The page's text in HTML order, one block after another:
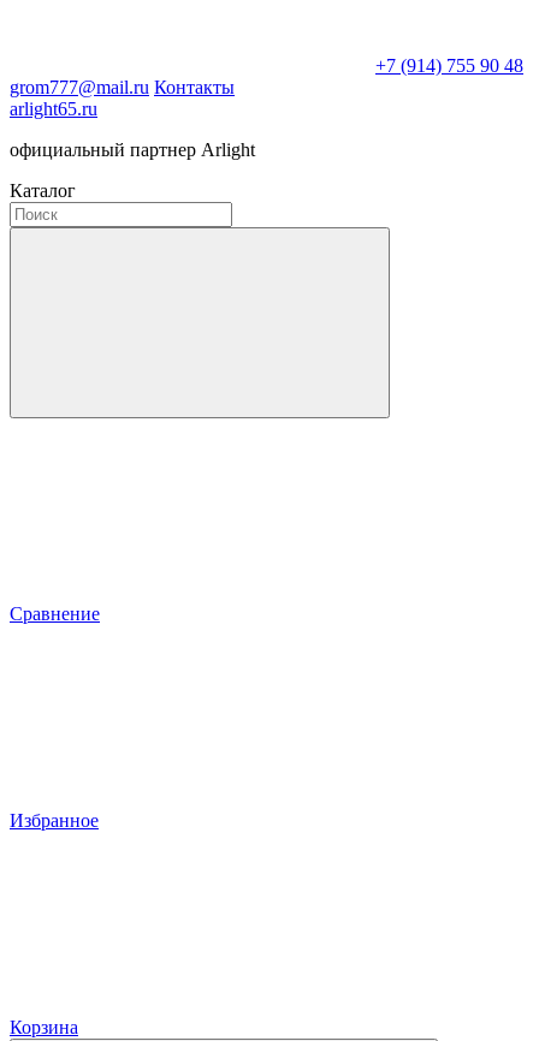
+7 (914) 755 90 48
grom777@mail.ru Контакты
arlight65.ru
официальный партнер Arlight
Каталог
Сравнение
Избранное
Корзина